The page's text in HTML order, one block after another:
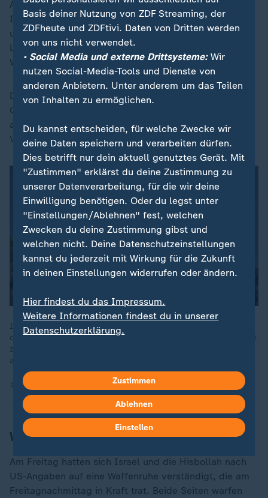
Angriffen aufIsraelin denIran-Krieghineingezogen.
Israel reagierte mit Luftangriffen auf Ziele im Libanon
und rückte zudem mit Bodentruppen im Süden des
Landes vor. Eine zwischen beiden Ländern vereinbarte
Waffenruhe erkannte die Hisbollah nie an.
Die libanesische Miliz gehört wie die Hamas im
Gazastreifen und die Huthis im Jemen zur von Iran
angeführten "Achse des Widerstands". Ihr Ziel ist die
Vernichtung Israels.
Israels Armee hat erneut Ziele im Libanon angegriffen - trotz
der Vereinbarung zwischen den USA und Iran, die Kämpfe dort
zu beenden. Zuvor soll die Hisbollah Raketen auf Israel
abgefeuert haben.
19.06.2026 | 0:27 min
Waffenruhe tritt in Kraft
Am Freitag hatten sich Israel und die Hisbollah nach
US-Angaben auf eine Waffenruhe verständigt, die am
Freitagnachmittag in Kraft trat. Beide Seiten warfen
Basis deiner Nutzung von ZDF Streaming, der
ZDFheute und ZDFtivi. Daten von Dritten werden
von uns nicht verwendet.
• Social Media und externe Drittsysteme:Wir
nutzen Social-Media-Tools und Dienste von
anderen Anbietern. Unter anderem um das Teilen
von Inhalten zu ermöglichen.
Du kannst entscheiden, für welche Zwecke wir
deine Daten speichern und verarbeiten dürfen.
Dies betrifft nur dein aktuell genutztes Gerät. Mit
"Zustimmen" erklärst du deine Zustimmung zu
unserer Datenverarbeitung, für die wir deine
Einwilligung benötigen. Oder du legst unter
"Einstellungen/Ablehnen" fest, welchen
Zwecken du deine Zustimmung gibst und
welchen nicht. Deine Datenschutzeinstellungen
kannst du jederzeit mit Wirkung für die Zukunft
in deinen Einstellungen widerrufen oder ändern.
Hier findest du das Impressum.
Weitere Informationen findest du in unserer
Datenschutzerklärung.
Zustimmen
Ablehnen
Einstellen